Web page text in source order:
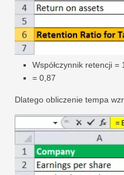
Współczynnik retencji =
= 0,87
Dlatego obliczenie tempa